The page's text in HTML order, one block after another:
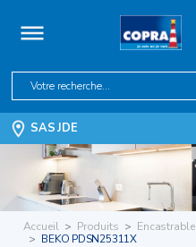
SAS JDE
Accueil Produits Encastrable
BEKO PDSN25311X